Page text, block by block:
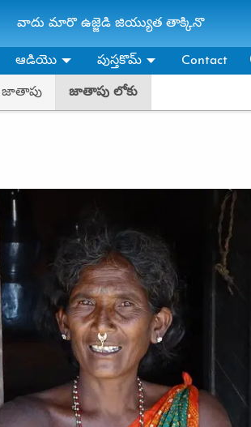
వాదు మారొ ఉజ్జెడి జియ్యుత తాక్కినొ
జాతాపు జాతాపు లోకు
ఆడియొ పుస్తకొమ్‌ Contact